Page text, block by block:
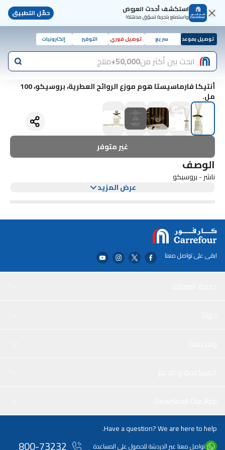
استكشف أحدث العروض
واستمتع بتجربة تسوّق مذهلة! حمّل التطبيق
توصيل بموعد سريع توصيل فوري التوفير إلكترونيات
ابحث بين أكثر من50,000+ منتج
أنتيكا فارماسيستا هوم موزع الروائح العطرية، بروسيكو، 100
مل.
غير متوفر
الوصف
ناشر - بروسيكو
عرض المزيد
ابقى على تواصل معنا
Have a question? We are here to help.
تواصل معنا عبر الدردشة للحصول على المساعدة 800-73232